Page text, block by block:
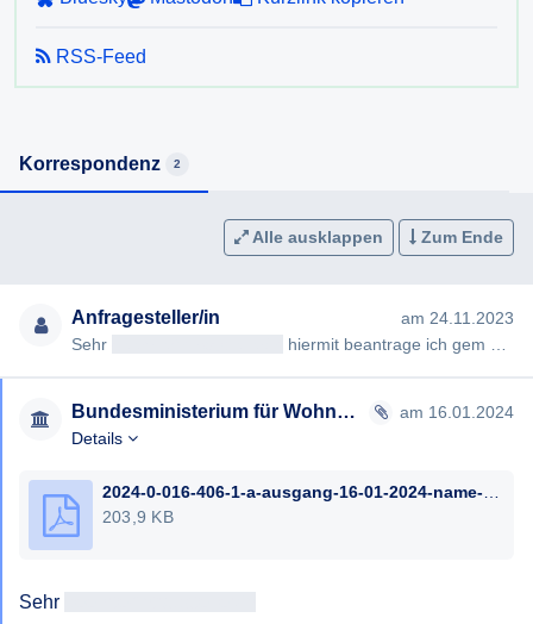
RSS-Feed
Korrespondenz 2
Alle ausklappen Zum Ende
Anfragesteller/in
am 24.11.2023
Sehr
hiermit beantrage ich gem §§ 2, 3 AuskunftspflichtG die Erteilung folgender Auskunft…
Bundesministerium für Wohnen, Kunst, Kultur, Medien und Sport
am 16.01.2024
Details
203,9 KB
Sehr